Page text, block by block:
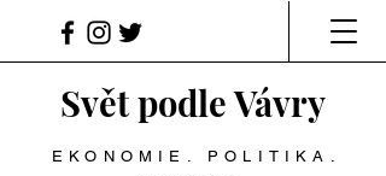
Svět podle Vávry
EKONOMIE. POLITIKA.